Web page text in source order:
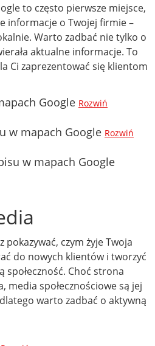
to często pierwsze miejsce,
informacje o Twojej firmie –
Warto zadbać nie tylko o
aktualne informacje. To
Ci zaprezentować się klientom
Google Rozwiń
w mapach Google Rozwiń
w mapach Google
pokazywać, czym żyje Twoja
do nowych klientów i tworzyć
społeczność. Choć strona
społecznościowe są jej
warto zadbać o aktywną